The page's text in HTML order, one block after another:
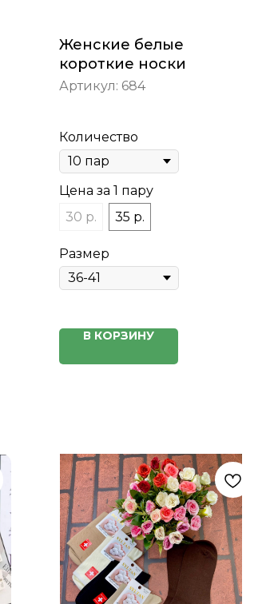
Женские белые
короткие носки
Артикул: 684
Количество
Цена за 1 пару
30 р.
35 р.
Размер
В КОРЗИНУ